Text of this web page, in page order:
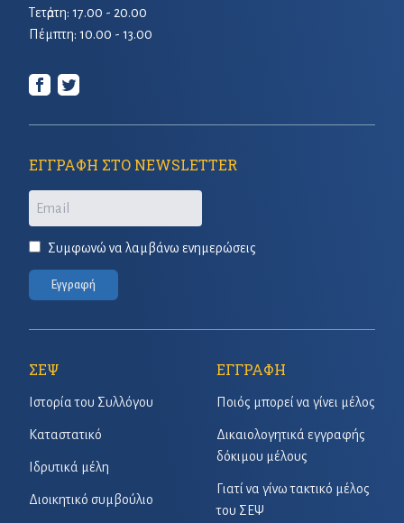
Τετἀρτη: 17.00 - 20.00
Πέμπτη: 10.00 - 13.00
ΕΓΓΡΑΦΗ ΣΤΟ NEWSLETTER
Email
Συμφωνώ να λαμβάνω ενημερώσεις
Εγγραφή
ΣΕΨ
Ιστορία του Συλλόγου
Καταστατικό
Ιδρυτικά μέλη
Διοικητικό συμβούλιο
ΕΓΓΡΑΦΗ
Ποιός μπορεί να γίνει μέλος
Δικαιολογητικά εγγραφής
δόκιμου μέλους
Γιατί να γίνω τακτικό μέλος
του ΣΕΨ